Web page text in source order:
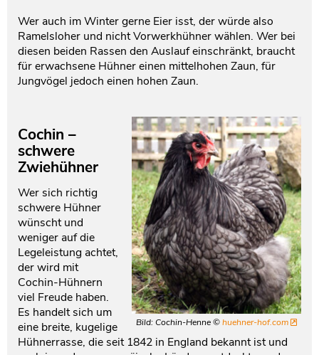
Wer auch im Winter gerne Eier isst, der würde also
Ramelsloher und nicht Vorwerkhühner wählen. Wer bei
diesen beiden Rassen den Auslauf einschränkt, braucht
für erwachsene Hühner einen mittelhohen Zaun, für
Jungvögel jedoch einen hohen Zaun.
Bild: Cochin-Henne ©huehner-hof.com
Cochin –
schwere
Zwiehühner
Wer sich richtig
schwere Hühner
wünscht und
weniger auf die
Legeleistung achtet,
der wird mit
Cochin-Hühnern
viel Freude haben.
Es handelt sich um
eine breite, kugelige
Hühnerrasse, die seit 1842 in England bekannt ist und